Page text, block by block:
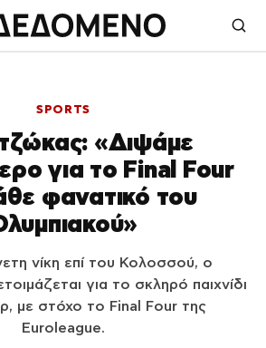
SPORTS
«Διψάμε
για το Final Four
φανατικό του
νίκη επί του Κολοσσού, ο
για το σκληρό παιχνίδι
με στόχο το Final Four της
Euroleague.